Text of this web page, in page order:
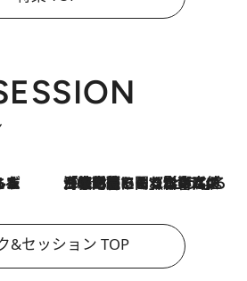
2026.8.3
「住宅建てられない…」「サーチャージ料の高値が続いている」ホルムズ海峡封鎖による影響はいつまで続く？《エネルギー専門家に聞く“どうなる日本の暮らし”》
&セッション TOP